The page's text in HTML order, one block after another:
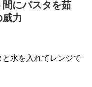
にパスタを茹
力
水を入れてレンジで